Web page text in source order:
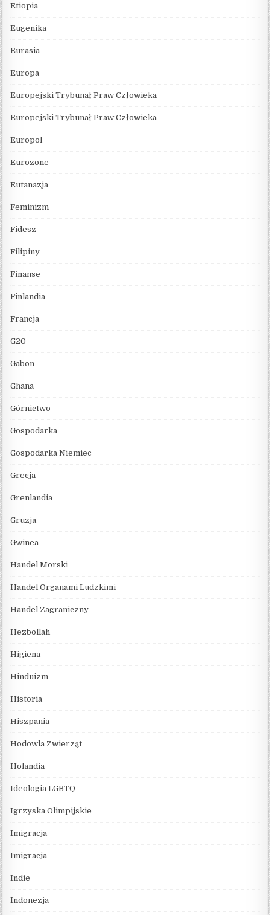
Etiopia
Eugenika
Eurasia
Europa
Europejski Trybunał Praw Człowieka
Europejski Trybunał Praw Człowieka
Europol
Eurozone
Eutanazja
Feminizm
Fidesz
Filipiny
Finanse
Finlandia
Francja
G20
Gabon
Ghana
Górnictwo
Gospodarka
Gospodarka Niemiec
Grecja
Grenlandia
Gruzja
Gwinea
Handel Morski
Handel Organami Ludzkimi
Handel Zagraniczny
Hezbollah
Higiena
Hinduizm
Historia
Hiszpania
Hodowla Zwierząt
Holandia
Ideologia LGBTQ
Igrzyska Olimpijskie
Imigracja
Imigracja
Indie
Indonezja